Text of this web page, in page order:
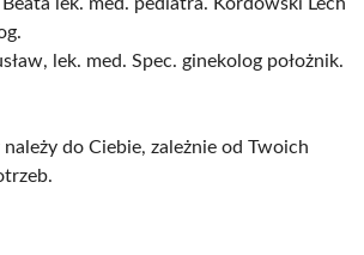
lek. med. pediatra. Kordowski Lech
lek. med. Spec. ginekolog położnik.
do Ciebie, zależnie od Twoich